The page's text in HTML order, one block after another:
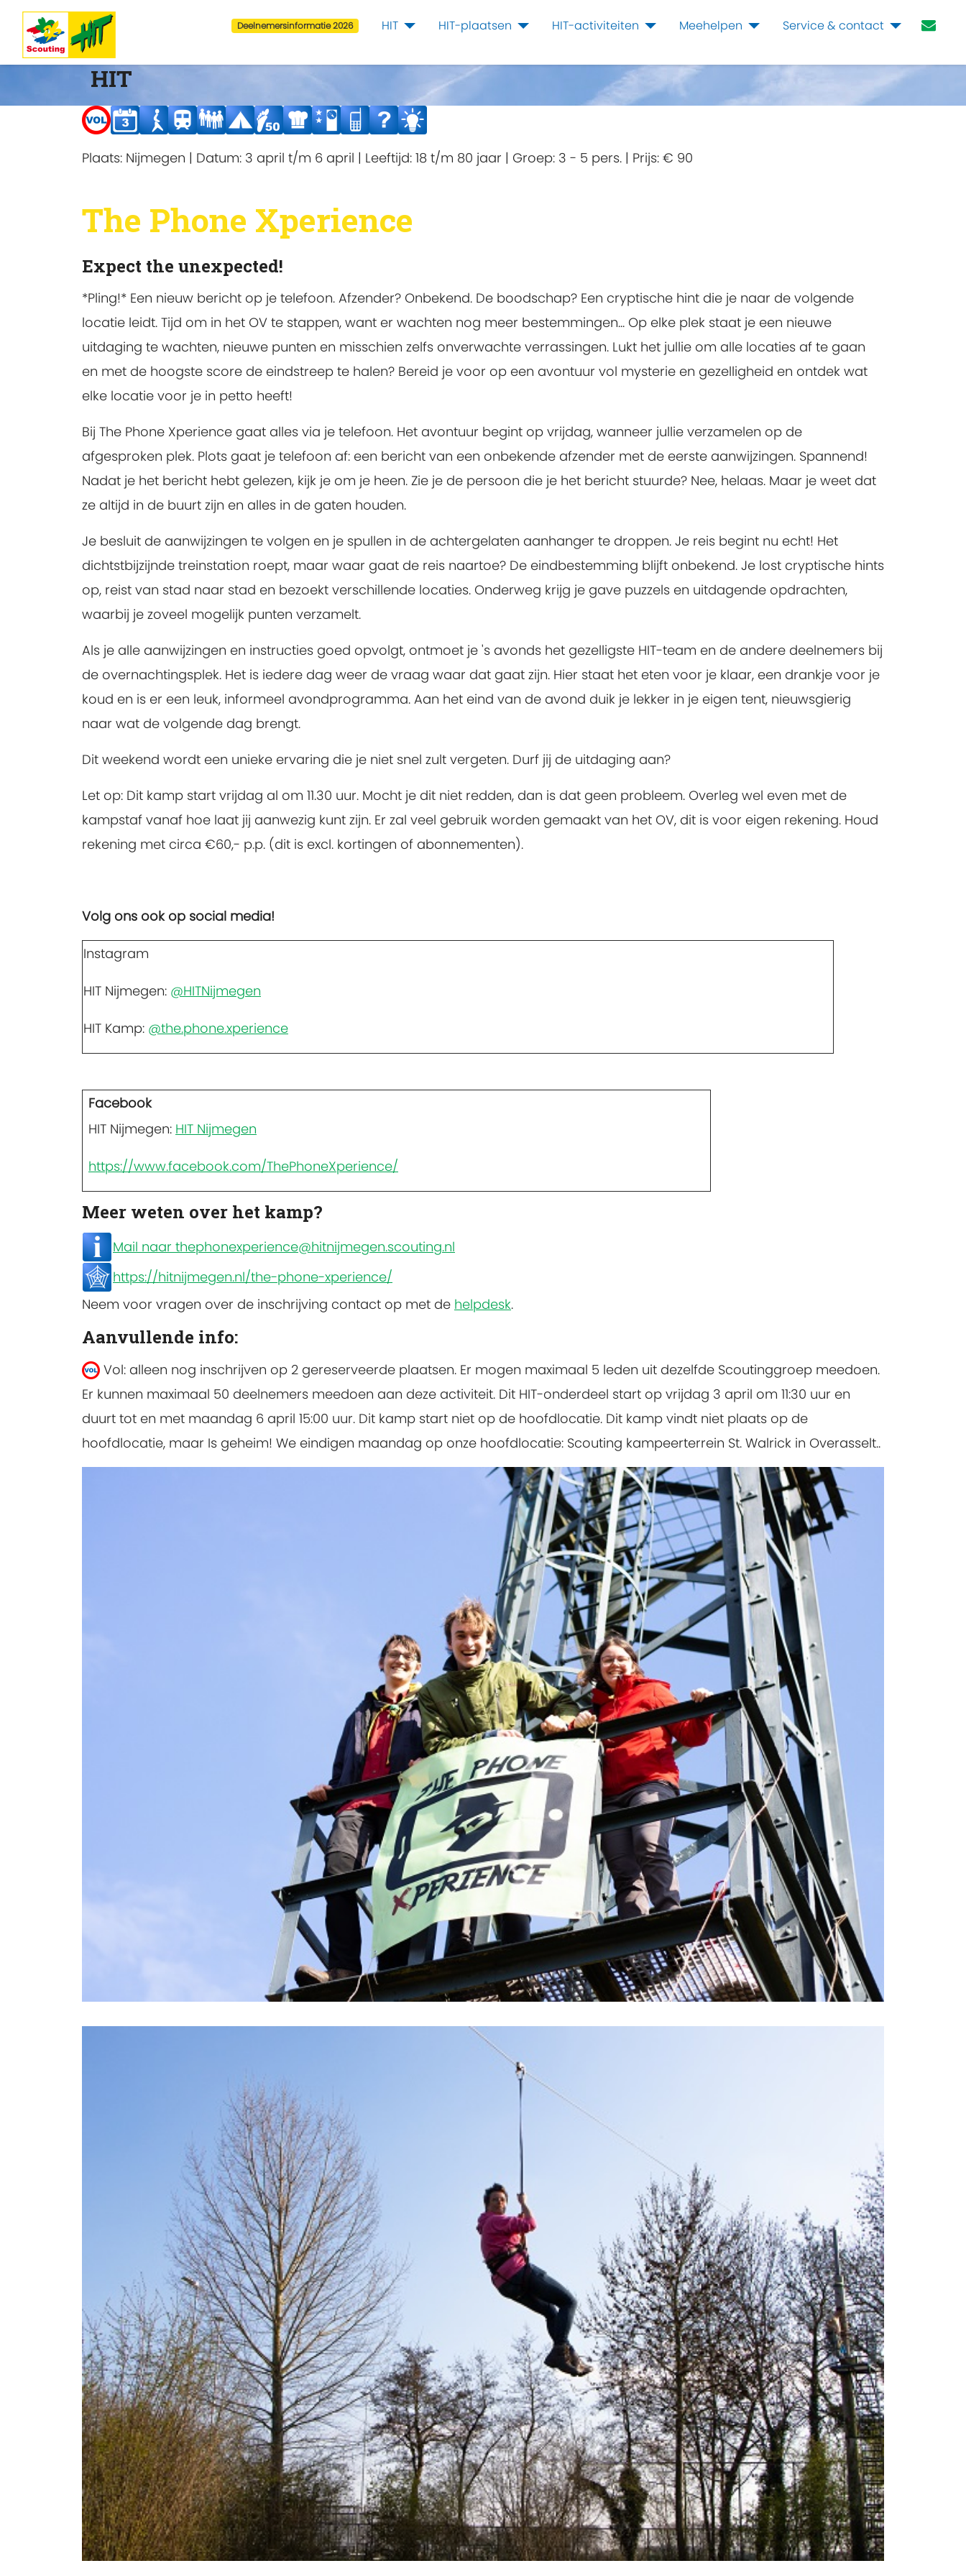
Deelnemersinformatie 2026 HIT HIT-plaatsen HIT-activiteiten Meehelpen Service & contact
HIT
Plaats: Nijmegen | Datum: 3 april t/m 6 april | Leeftijd: 18 t/m 80 jaar | Groep: 3 - 5 pers. | Prijs: € 90
The Phone Xperience
Expect the unexpected!
*Pling!* Een nieuw bericht op je telefoon. Afzender? Onbekend. De boodschap? Een cryptische hint die je naar de volgende
locatie leidt. Tijd om in het OV te stappen, want er wachten nog meer bestemmingen... Op elke plek staat je een nieuwe
uitdaging te wachten, nieuwe punten en misschien zelfs onverwachte verrassingen. Lukt het jullie om alle locaties af te gaan
en met de hoogste score de eindstreep te halen? Bereid je voor op een avontuur vol mysterie en gezelligheid en ontdek wat
elke locatie voor je in petto heeft!
Bij The Phone Xperience gaat alles via je telefoon. Het avontuur begint op vrijdag, wanneer jullie verzamelen op de
afgesproken plek. Plots gaat je telefoon af: een bericht van een onbekende afzender met de eerste aanwijzingen. Spannend!
Nadat je het bericht hebt gelezen, kijk je om je heen. Zie je de persoon die je het bericht stuurde? Nee, helaas. Maar je weet dat
ze altijd in de buurt zijn en alles in de gaten houden.
Je besluit de aanwijzingen te volgen en je spullen in de achtergelaten aanhanger te droppen. Je reis begint nu echt! Het
dichtstbijzijnde treinstation roept, maar waar gaat de reis naartoe? De eindbestemming blijft onbekend. Je lost cryptische hints
op, reist van stad naar stad en bezoekt verschillende locaties. Onderweg krijg je gave puzzels en uitdagende opdrachten,
waarbij je zoveel mogelijk punten verzamelt.
Als je alle aanwijzingen en instructies goed opvolgt, ontmoet je 's avonds het gezelligste HIT-team en de andere deelnemers bij
de overnachtingsplek. Het is iedere dag weer de vraag waar dat gaat zijn. Hier staat het eten voor je klaar, een drankje voor je
koud en is er een leuk, informeel avondprogramma. Aan het eind van de avond duik je lekker in je eigen tent, nieuwsgierig
naar wat de volgende dag brengt.
Dit weekend wordt een unieke ervaring die je niet snel zult vergeten. Durf jij de uitdaging aan?
Let op: Dit kamp start vrijdag al om 11.30 uur. Mocht je dit niet redden, dan is dat geen probleem. Overleg wel even met de
kampstaf vanaf hoe laat jij aanwezig kunt zijn. Er zal veel gebruik worden gemaakt van het OV, dit is voor eigen rekening. Houd
rekening met circa €60,- p.p. (dit is excl. kortingen of abonnementen).
Volg ons ook op social media!
Instagram
HIT Nijmegen: @HITNijmegen
HIT Kamp: @the.phone.xperience
Facebook
HIT Nijmegen: HIT Nijmegen
https://www.facebook.com/ThePhoneXperience/
Meer weten over het kamp?
Mail naar thephonexperience@hitnijmegen.scouting.nl
https://hitnijmegen.nl/the-phone-xperience/
Neem voor vragen over de inschrijving contact op met de helpdesk.
Aanvullende info:
Vol: alleen nog inschrijven op 2 gereserveerde plaatsen. Er mogen maximaal 5 leden uit dezelfde Scoutinggroep meedoen.
Er kunnen maximaal 50 deelnemers meedoen aan deze activiteit. Dit HIT-onderdeel start op vrijdag 3 april om 11:30 uur en
duurt tot en met maandag 6 april 15:00 uur. Dit kamp start niet op de hoofdlocatie. Dit kamp vindt niet plaats op de
hoofdlocatie, maar Is geheim! We eindigen maandag op onze hoofdlocatie: Scouting kampeerterrein St. Walrick in Overasselt..